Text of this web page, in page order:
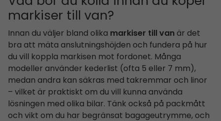
markiser till van?
Innan du väljer bland olika markiser till vanär det
bra att mäta anslutningshöjden och fundera på hur
du vill koppla markisen mot fordonet. Många
modeller använder kederlist (ofta 5 eller 7 mm),
medan andra kan säkras med takremmar och linor
– vilket är praktiskt om du vill kunna använda
lösningen med olika bilar. Tänk också på packmått
och vikt om du har begränsat bagageutrymme, och